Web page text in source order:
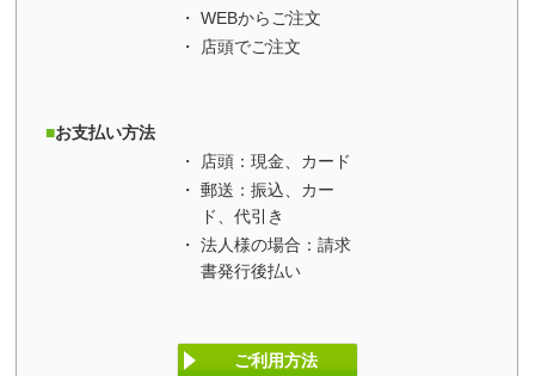
WEBからご注文
店頭でご注文
お支払い方法
店頭：現金、カード
郵送：振込、カー
ド、代引き
法人様の場合：請求
書発行後払い
ご利用方法